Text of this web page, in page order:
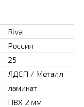
Riva
Россия
25
ЛДСП / Металл
ламинат
ПВХ 2 мм